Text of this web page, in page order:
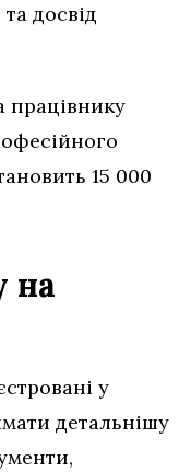
досвід
працівнику
15 000
на
у
детальнішу